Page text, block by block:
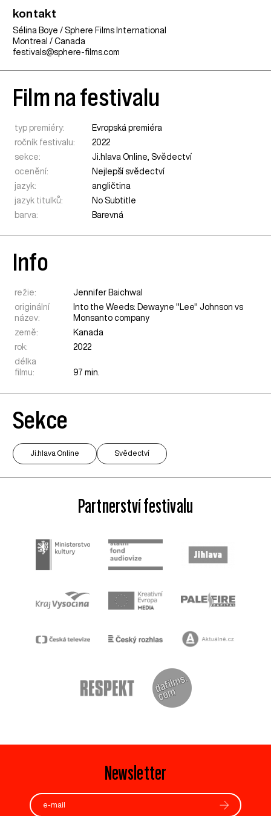
kontakt
Sélina Boye / Sphere Films International
Montreal / Canada
festivals@sphere-films.com
Film na festivalu
typ premiéry:
Evropská premiéra
ročník festivalu:
2022
sekce:
Ji.hlava Online,Svědectví
ocenění:
Nejlepší svědectví
jazyk:
angličtina
jazyk titulků:
No Subtitle
barva:
Barevná
Info
režie:
Jennifer Baichwal
originální
název:
Into the Weeds: Dewayne "Lee" Johnson vs
Monsanto company
země:
Kanada
rok:
2022
délka
filmu:
97 min.
Sekce
Ji.hlava Online Svědectví
Partnerství festivalu
Newsletter